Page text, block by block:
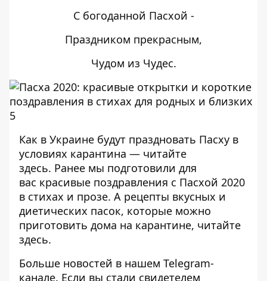
С богоданной Пасхой -
Праздником прекрасным,
Чудом из Чудес.
Как в Украине будут праздновать Пасху в
условиях карантина — читайте
здесь. Ранее мы подготовили для
вас красивые поздравления с Пасхой 2020
в стихах и прозе. А рецепты вкусных и
диетических пасок, которые можно
приготовить дома на карантине, читайте
здесь.
Больше новостей в нашем Telegram-
канале. Если вы стали свидетелем